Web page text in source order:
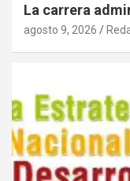
La carrera
agosto 9, 2026